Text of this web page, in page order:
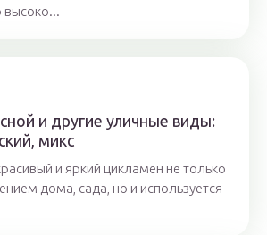
и другие уличные виды:
микс
и яркий цикламен не только
дома, сада, но и используется